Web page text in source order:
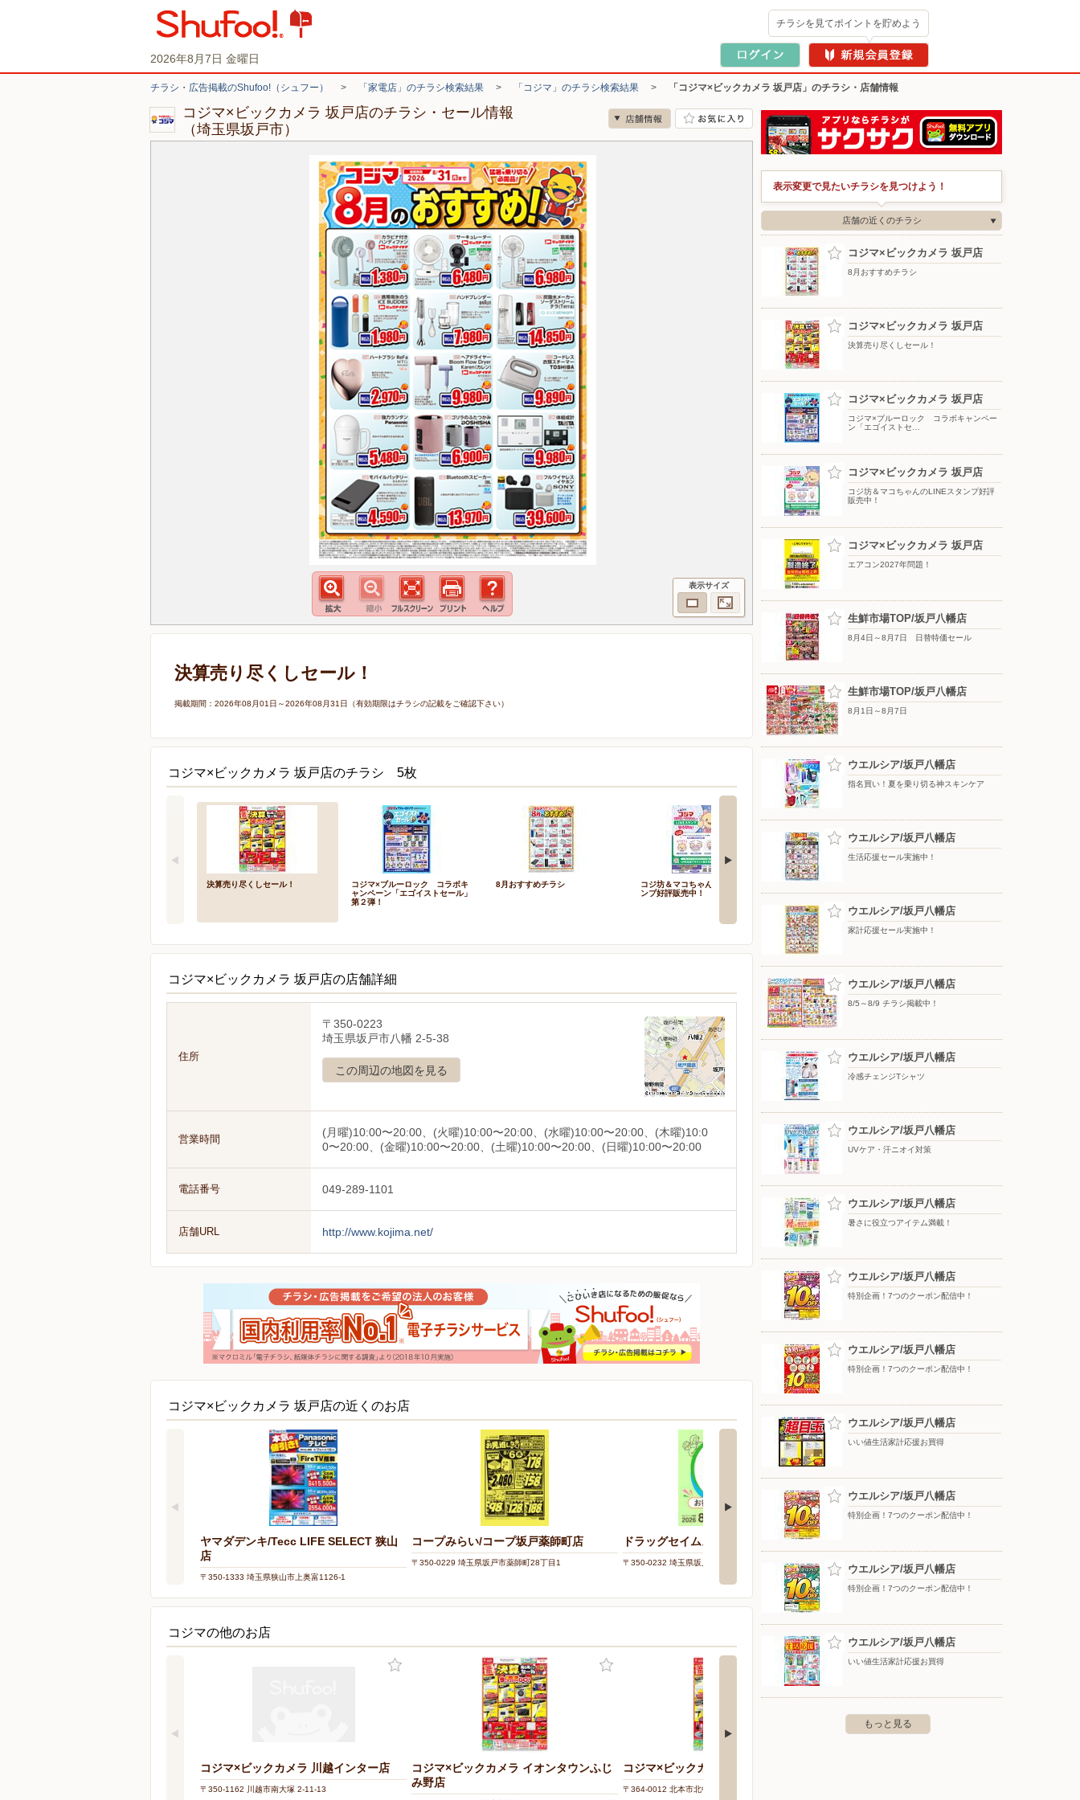
2026年8月7日 金曜日
チラシを見てポイントを貯めよう
チラシ・広告掲載のShufoo!（シュフー） > 「家電店」のチラシ検索結果 > 「コジマ」のチラシ検索結果 > 「コジマ×ビックカメラ 坂戸店」のチラシ・店舗情報
コジマ×ビックカメラ 坂戸店のチラシ・セール情報
（埼玉県坂戸市）
表示サイズ
決算売り尽くしセール！
掲載期間：2026年08月01日～2026年08月31日（有効期限はチラシの記載をご確認下さい）
コジマ×ビックカメラ 坂戸店のチラシ 5枚
決算売り尽くしセール！
コジマ×ブルーロック コラボキ
ャンペーン「エゴイストセール」
第２弾！
8月おすすめチラシ
コジ坊＆マコちゃんのLINEスタ
ンプ好評販売中！
コジマ×ビックカメラ 坂戸店の店舗詳細
住所
〒350-0223
埼玉県坂戸市八幡 2-5-38
この周辺の地図を見る
営業時間
(月曜)10:00〜20:00、(火曜)10:00〜20:00、(水曜)10:00〜20:00、(木曜)10:0
0〜20:00、(金曜)10:00〜20:00、(土曜)10:00〜20:00、(日曜)10:00〜20:00
電話番号 049-289-1101
店舗URL http://www.kojima.net/
コジマ×ビックカメラ 坂戸店の近くのお店
ヤマダデンキ/Tecc LIFE SELECT 狭山
店
〒350-1333 埼玉県狭山市上奥富1126-1
コープみらい/コープ坂戸薬師町店
〒350-0229 埼玉県坂戸市薬師町28丁目1
ドラッグセイムス 坂戸中富店
〒350-0232 埼玉県坂戸市中富町４７－１ 〒350-2200 埼玉県鶴ヶ島市新町３－３－７
コジマの他のお店
コジマ×ビックカメラ 川越インター店
〒350-1162 川越市南大塚 2-11-13
コジマ×ビックカメラ イオンタウンふじ
み野店
コジマ×ビックカメラ 北本店
〒364-0012 北本市北中丸 1-6
表示変更で見たいチラシを見つけよう！
店舗の近くのチラシ
コジマ×ビックカメラ 坂戸店
8月おすすめチラシ
コジマ×ビックカメラ 坂戸店
決算売り尽くしセール！
コジマ×ビックカメラ 坂戸店
コジマ×ブルーロック コラボキャンペー
ン「エゴイストセ…
コジマ×ビックカメラ 坂戸店
コジ坊＆マコちゃんのLINEスタンプ好評
販売中！
コジマ×ビックカメラ 坂戸店
エアコン2027年問題！
生鮮市場TOP/坂戸八幡店
8月4日～8月7日 日替特価セール
生鮮市場TOP/坂戸八幡店
8月1日～8月7日
ウエルシア/坂戸八幡店
指名買い！夏を乗り切る神スキンケア
ウエルシア/坂戸八幡店
生活応援セール実施中！
ウエルシア/坂戸八幡店
家計応援セール実施中！
ウエルシア/坂戸八幡店
8/5～8/9 チラシ掲載中！
ウエルシア/坂戸八幡店
冷感チェンジTシャツ
ウエルシア/坂戸八幡店
UVケア・汗ニオイ対策
ウエルシア/坂戸八幡店
暑さに役立つアイテム満載！
ウエルシア/坂戸八幡店
特別企画！7つのクーポン配信中！
ウエルシア/坂戸八幡店
特別企画！7つのクーポン配信中！
ウエルシア/坂戸八幡店
いい値生活家計応援お買得
ウエルシア/坂戸八幡店
特別企画！7つのクーポン配信中！
ウエルシア/坂戸八幡店
特別企画！7つのクーポン配信中！
ウエルシア/坂戸八幡店
いい値生活家計応援お買得
もっと見る